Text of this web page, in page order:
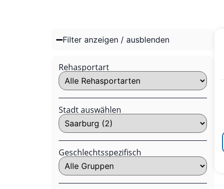
Filter anzeigen / ausblenden
Rehasportart
Stadt auswählen
Geschlechtsspezifisch